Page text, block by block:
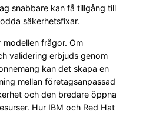
snabbare kan få tillgång till
säkerhetsfixar.
frågor. Om
validering erbjuds genom
kan det skapa en
mellan företagsanpassad
och den bredare öppna
Hur IBM och Red Hat